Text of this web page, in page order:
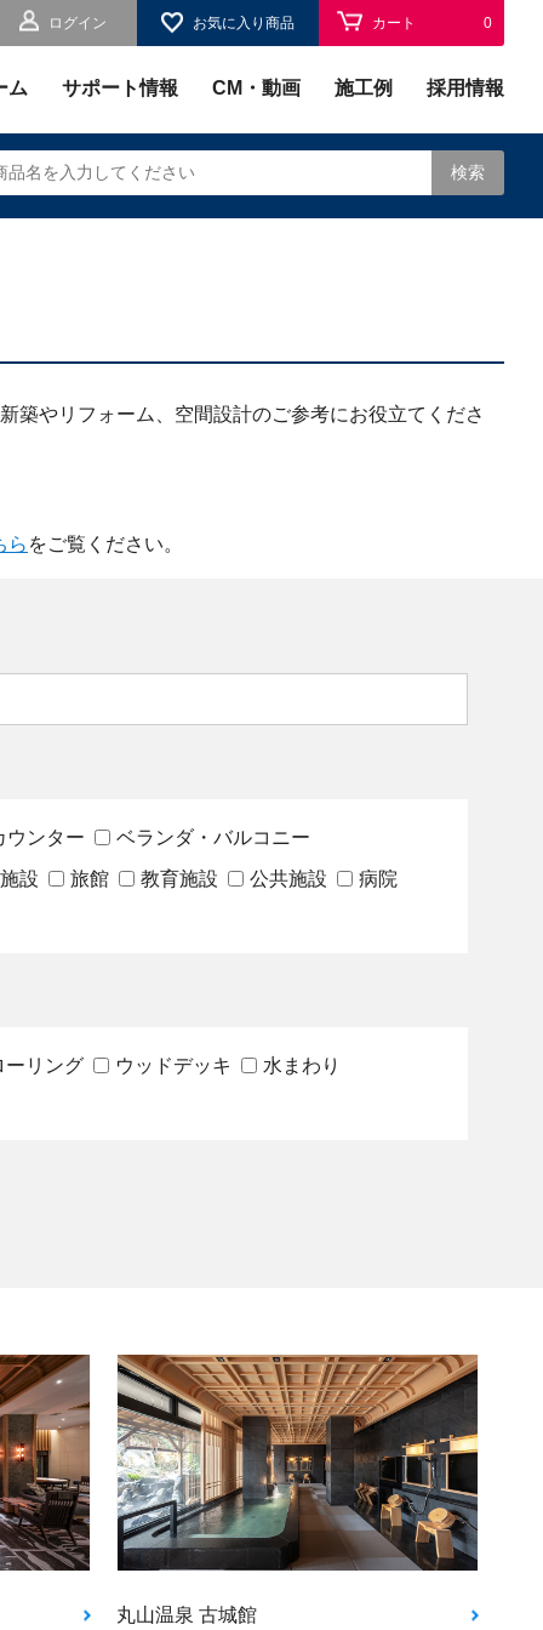
ログイン お気に入り商品 カート 0
ム サポート情報 CM・動画 施工例 採用情報
検索
築やリフォーム、空間設計のご参考にお役立てくださ
ら をご覧ください。
ウンター
ベランダ・バルコニー
設
旅館 教育施設 公共施設 病院
ーリング ウッドデッキ 水まわり
丸山温泉 古城館